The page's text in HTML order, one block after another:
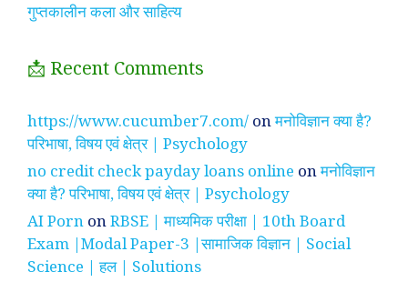
गुप्तकालीन कला और साहित्य
📩 Recent Comments
https://www.cucumber7.com/ onमनोविज्ञान क्या है?
परिभाषा, विषय एवं क्षेत्र | Psychology
no credit check payday loans online onमनोविज्ञान
क्या है? परिभाषा, विषय एवं क्षेत्र | Psychology
AI Porn onRBSE | माध्यमिक परीक्षा | 10th Board
Exam |Modal Paper-3 |सामाजिक विज्ञान | Social
Science | हल | Solutions